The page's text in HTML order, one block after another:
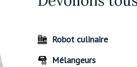
Robot culinaire
Mélangeurs